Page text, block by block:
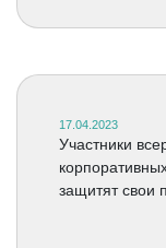
17.04.2023
Участники
защитят свои